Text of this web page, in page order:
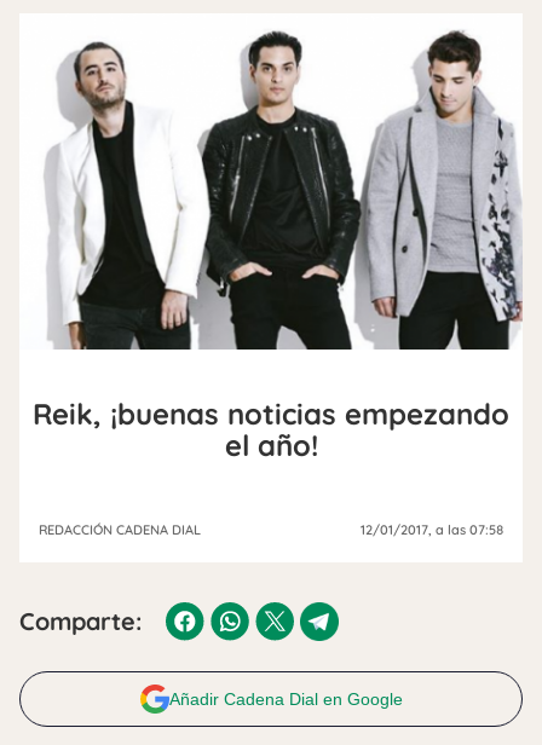
Reik, ¡buenas noticias empezando
el año!
REDACCIÓN CADENA DIAL 12/01/2017 , a las 07:58
Comparte:
Añadir Cadena Dial en Google